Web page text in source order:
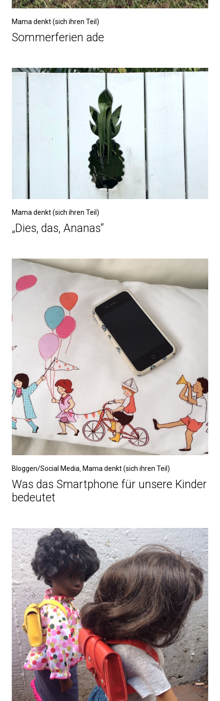
Mama denkt (sich ihren Teil)
Sommerferien ade
Mama denkt (sich ihren Teil)
„Dies, das, Ananas“
Bloggen/Social Media Mama denkt (sich ihren Teil)
Was das Smartphone für unsere Kinder
bedeutet